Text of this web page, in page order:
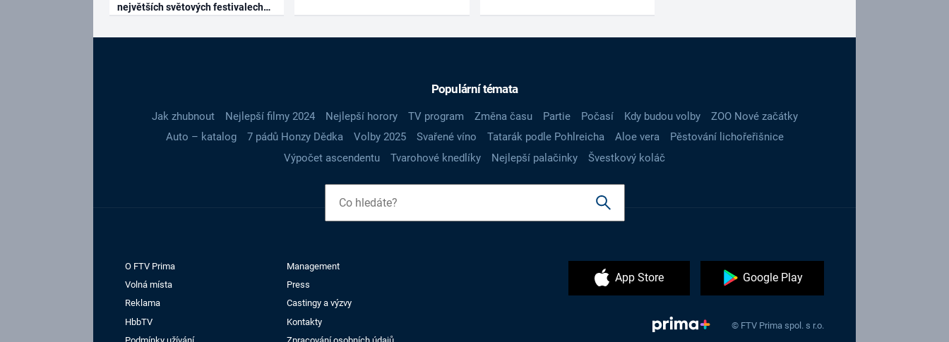
největších světových festivalech
Populární témata
Jak zhubnout Nejlepší filmy 2024 Nejlepší horory TV program Změna času Partie Počasí Kdy budou volby
ZOO Nové začátky
Auto – katalog
7 pádů Honzy Dědka Volby 2025 Svařené víno Tatarák podle Pohlreicha Aloe vera
Pěstování lichořeřišnice
Výpočet ascendentu
Tvarohové knedlíky Nejlepší palačinky Švestkový koláč
O FTV Prima
Management
Volná místa
Press
Reklama
Castingy a výzvy
HbbTV
Kontakty
App Store Google Play
© FTV Prima spol. s r.o.